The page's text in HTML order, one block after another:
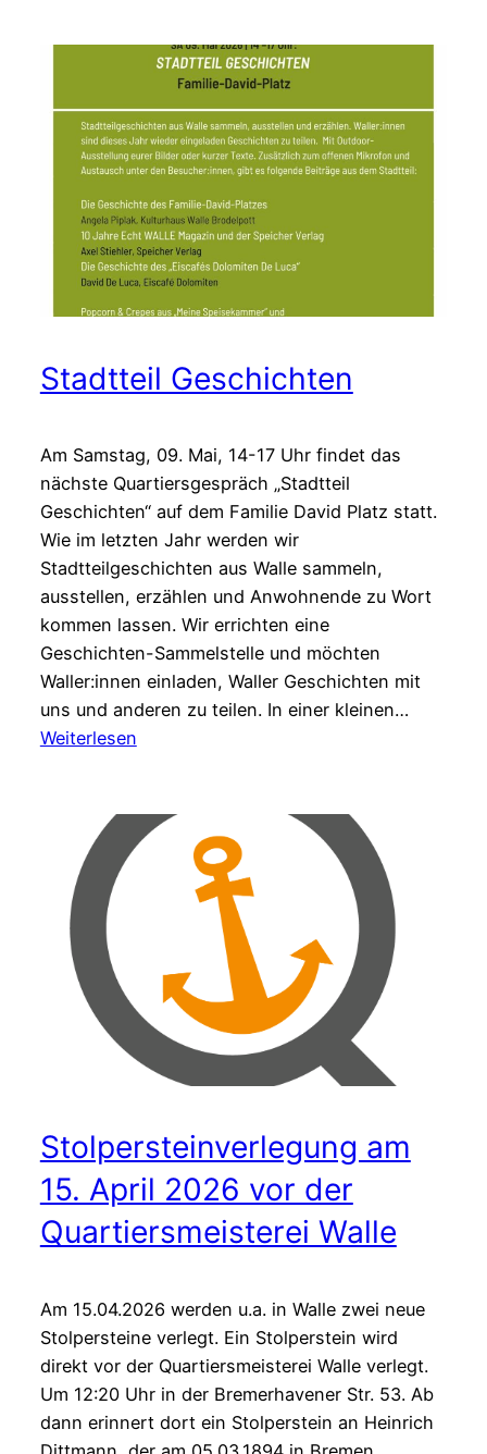
ein
lebendiges
Miteinander
Stadtteil Geschichten
Am Samstag, 09. Mai, 14-17 Uhr findet das
nächste Quartiersgespräch „Stadtteil
Geschichten“ auf dem Familie David Platz statt.
Wie im letzten Jahr werden wir
Stadtteilgeschichten aus Walle sammeln,
ausstellen, erzählen und Anwohnende zu Wort
kommen lassen. Wir errichten eine
Geschichten-Sammelstelle und möchten
Waller:innen einladen, Waller Geschichten mit
uns und anderen zu teilen. In einer kleinen…
Weiterlesen:
Stolpersteinverlegung am
15. April 2026 vor der
Quartiersmeisterei Walle
Am 15.04.2026 werden u.a. in Walle zwei neue
Stolpersteine verlegt. Ein Stolperstein wird
direkt vor der Quartiersmeisterei Walle verlegt.
Um 12:20 Uhr in der Bremerhavener Str. 53. Ab
dann erinnert dort ein Stolperstein an Heinrich